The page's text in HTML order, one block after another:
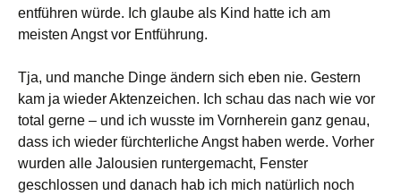
entführen würde. Ich glaube als Kind hatte ich am
meisten Angst vor Entführung.
Tja, und manche Dinge ändern sich eben nie. Gestern
kam ja wieder Aktenzeichen. Ich schau das nach wie vor
total gerne – und ich wusste im Vornherein ganz genau,
dass ich wieder fürchterliche Angst haben werde. Vorher
wurden alle Jalousien runtergemacht, Fenster
geschlossen und danach hab ich mich natürlich noch